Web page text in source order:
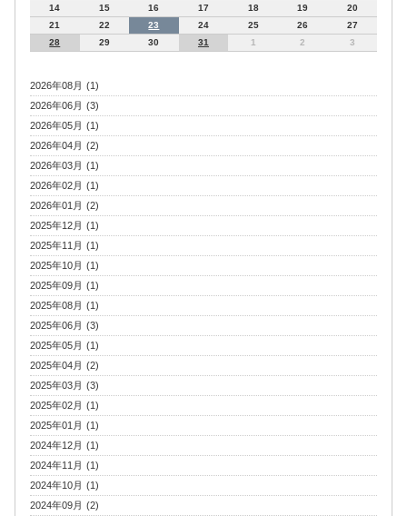
14
15 16 17 18 19
20
21
22 23 24 25 26
27
28
29 30 31 1 2 3
2026年08月 (1)
2026年06月 (3)
2026年05月 (1)
2026年04月 (2)
2026年03月 (1)
2026年02月 (1)
2026年01月 (2)
2025年12月 (1)
2025年11月 (1)
2025年10月 (1)
2025年09月 (1)
2025年08月 (1)
2025年06月 (3)
2025年05月 (1)
2025年04月 (2)
2025年03月 (3)
2025年02月 (1)
2025年01月 (1)
2024年12月 (1)
2024年11月 (1)
2024年10月 (1)
2024年09月 (2)